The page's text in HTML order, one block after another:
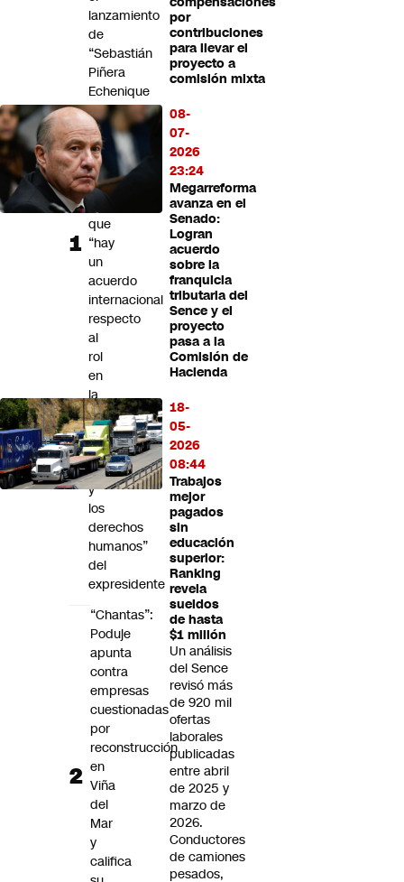
por
contribuciones
para llevar el
proyecto a
comisión mixta
08-
07-
2026
23:24
Megarreforma
avanza en el
Senado:
Logran
acuerdo
sobre la
franquicia
tributaria del
Sence y el
proyecto
pasa a la
Comisión de
Hacienda
18-
05-
2026
08:44
Trabajos
mejor
pagados
sin
educación
superior:
Ranking
revela
sueldos
de hasta
$1 millón
Un análisis
del Sence
revisó más
de 920 mil
ofertas
laborales
publicadas
entre abril
de 2025 y
marzo de
2026.
Conductores
de camiones
pesados,
lanzamiento
de
“Sebastián
Piñera
Echenique
en
50
voces
globales”
y
que
“hay
un
acuerdo
internacional
respecto
al
rol
en
la
defensa
de
la
democracia
y
los
derechos
humanos”
del
expresidente
“Chantas”:
Poduje
apunta
contra
empresas
cuestionadas
por
reconstrucción
en
Viña
del
Mar
y
califica